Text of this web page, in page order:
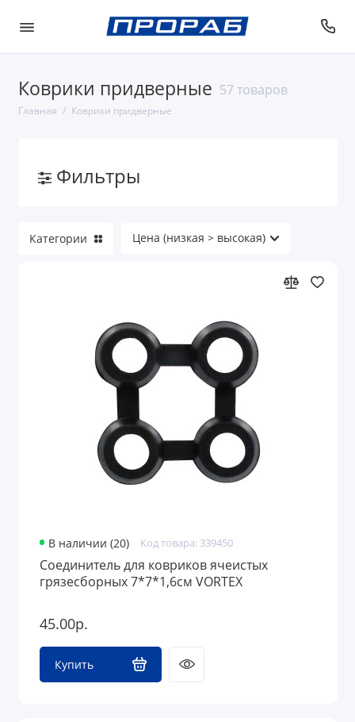
Коврики придверные 57 товаров
Главная Коврики придверные
Фильтры
Категории
В наличии (20) Код товара: 339450
Соединитель для ковриков ячеистых
грязесборных 7*7*1,6см VORTEX
45.00р.
Купить